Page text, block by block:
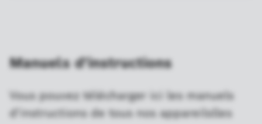
Manuels d'instructions
Vous pouvez télécharger ici les manuels
d'instructions de tous nos appareilslles